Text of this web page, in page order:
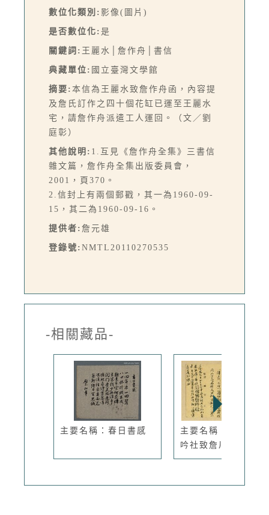
數位化類別: 影像(圖片)
是否數位化: 是
關鍵詞: 王麗水│詹作舟│書信
典藏單位: 國立臺灣文學館
摘要: 本信為王麗水致詹作舟函，內容提
及詹氏訂作之四十個花缸已運至王麗水
宅，請詹作舟派遣工人運回。（文／劉
庭彰）
其他說明: 1.互見《詹作舟全集》三書信
雜文篇，詹作舟全集出版委員會，
2001，頁370。
2.信封上有兩個郵戳，其一為1960-09-
15，其二為1960-09-16。
提供者: 詹元雄
登錄號: NMTL20110270535
-相關藏品-
主要名稱：春日書感
主要名稱：員林興賢
吟社致詹川...